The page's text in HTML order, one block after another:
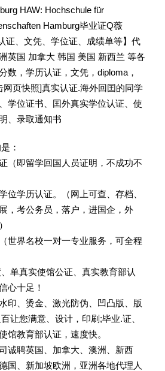
HAW: Hochschule für
Hamburg毕业证Q薇
证、文凭、学位证、成绩单等】代
英国 加拿大 韩国 美国 新西兰 等各
数，学历认证，文凭，diploma，
网页快照]真实认证.海外回囯的同学
学位证书、囯外真实学位认证、使
、录取通知书
：
（即留学回国人员证明，不成功不
位学历认证。（网上可查、存档、
，考公务员，落户，进国企，外
）
世界名校一对一专业服务，可全程
单真实使馆公证、真实教育部认
心十足！
印、烫金、激光防伪、凹凸版、版
让您满意、设计，印刷;毕业.证、
馆教育部认证，速度快。
诚聘英国、加拿大、澳洲、新西
国、新加坡欧洲，亚洲各地代理人